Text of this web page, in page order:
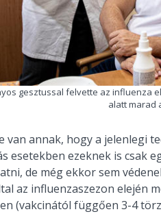
gesztussal felvette az influenza
alatt marad
van annak, hogy a jelenlegi
esetekben ezeknek is csak
de még ekkor sem
az influenzaszezon elején
(vakcinától függően 3-4